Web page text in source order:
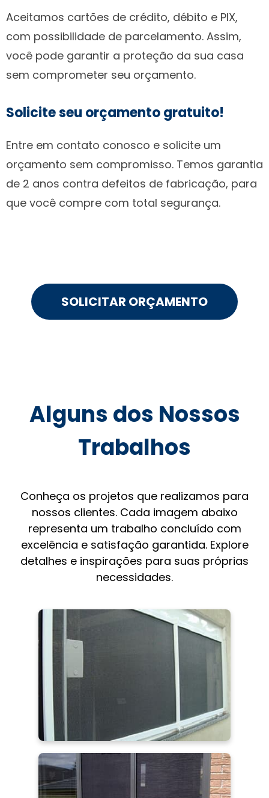
Aceitamos cartões de crédito, débito e PIX,
com possibilidade de parcelamento. Assim,
você pode garantir a proteção da sua casa
sem comprometer seu orçamento.
Solicite seu orçamento gratuito!
Entre em contato conosco e solicite um
orçamento sem compromisso. Temos garantia
de 2 anos contra defeitos de fabricação, para
que você compre com total segurança.
SOLICITAR ORÇAMENTO
Alguns dos Nossos
Trabalhos
Conheça os projetos que realizamos para
nossos clientes. Cada imagem abaixo
representa um trabalho concluído com
excelência e satisfação garantida. Explore
detalhes e inspirações para suas próprias
necessidades.